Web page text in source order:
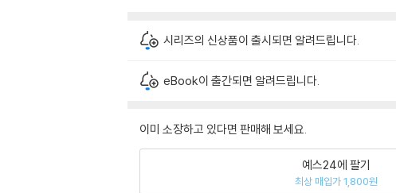
시리즈의 신상품이 출시되면 알려드립니다.
eBook이 출간되면 알려드립니다.
이미 소장하고 있다면 판매해 보세요.
예스24에 팔기
최상 매입가 1,800원